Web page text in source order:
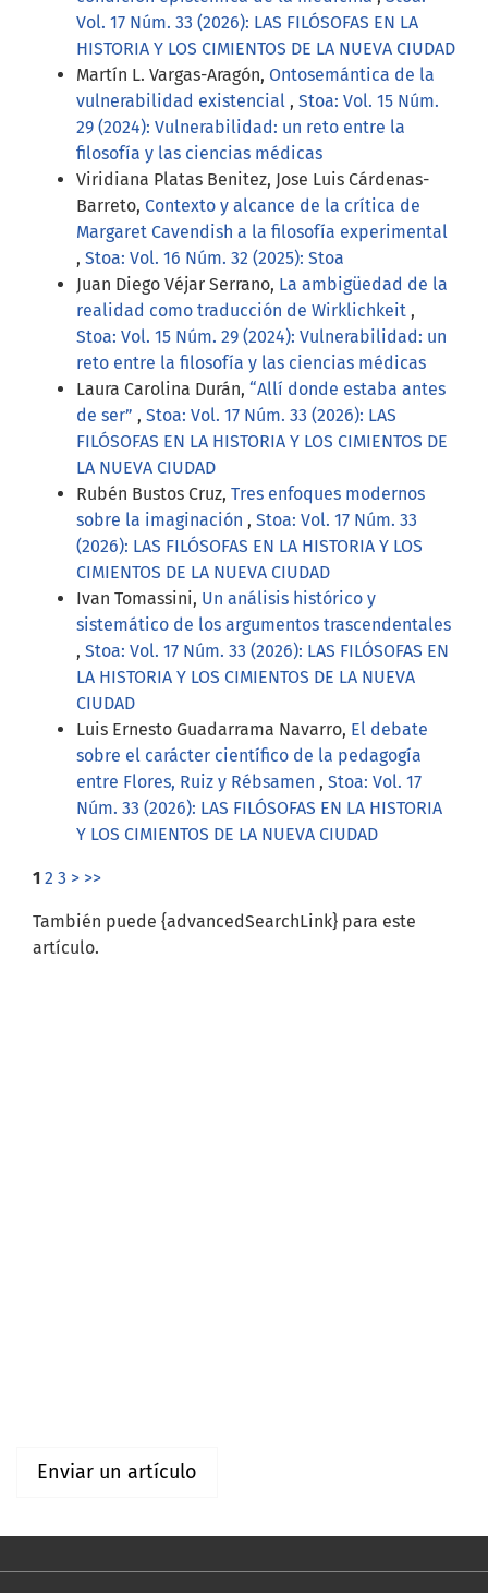
Vol. 17 Núm. 33 (2026): LAS FILÓSOFAS EN LA
HISTORIA Y LOS CIMIENTOS DE LA NUEVA CIUDAD
Martín L. Vargas-Aragón, Ontosemántica de la
vulnerabilidad existencial , Stoa: Vol. 15 Núm.
29 (2024): Vulnerabilidad: un reto entre la
filosofía y las ciencias médicas
Viridiana Platas Benitez, Jose Luis Cárdenas-
Barreto, Contexto y alcance de la crítica de
Margaret Cavendish a la filosofía experimental
, Stoa: Vol. 16 Núm. 32 (2025): Stoa
Juan Diego Véjar Serrano, La ambigüedad de la
realidad como traducción de Wirklichkeit ,
Stoa: Vol. 15 Núm. 29 (2024): Vulnerabilidad: un
reto entre la filosofía y las ciencias médicas
Laura Carolina Durán, “Allí donde estaba antes
de ser” , Stoa: Vol. 17 Núm. 33 (2026): LAS
FILÓSOFAS EN LA HISTORIA Y LOS CIMIENTOS DE
LA NUEVA CIUDAD
Rubén Bustos Cruz, Tres enfoques modernos
sobre la imaginación , Stoa: Vol. 17 Núm. 33
(2026): LAS FILÓSOFAS EN LA HISTORIA Y LOS
CIMIENTOS DE LA NUEVA CIUDAD
Ivan Tomassini, Un análisis histórico y
sistemático de los argumentos trascendentales
, Stoa: Vol. 17 Núm. 33 (2026): LAS FILÓSOFAS EN
LA HISTORIA Y LOS CIMIENTOS DE LA NUEVA
CIUDAD
Luis Ernesto Guadarrama Navarro, El debate
sobre el carácter científico de la pedagogía
entre Flores, Ruiz y Rébsamen , Stoa: Vol. 17
Núm. 33 (2026): LAS FILÓSOFAS EN LA HISTORIA
Y LOS CIMIENTOS DE LA NUEVA CIUDAD
1 2 3 > >>
También puede {advancedSearchLink} para este
artículo.
Enviar un artículo